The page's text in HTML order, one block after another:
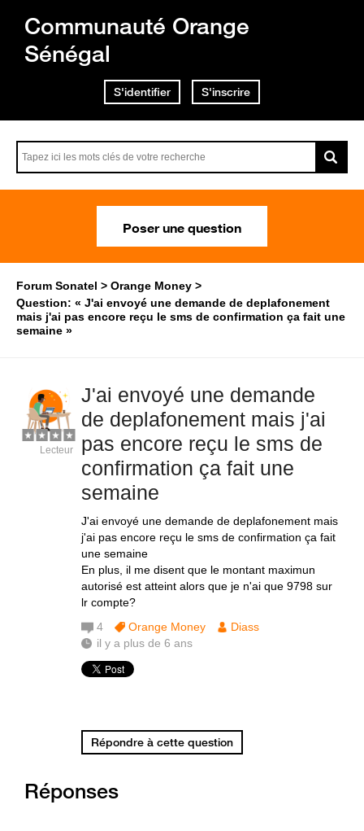
Communauté Orange
Sénégal
S'identifier S'inscrire
Poser une question
Forum Sonatel
Orange Money
Question: « J'ai envoyé une demande de deplafonement
mais j'ai pas encore reçu le sms de confirmation ça fait une
semaine »
J'ai envoyé une demande
de deplafonement mais j'ai
pas encore reçu le sms de
confirmation ça fait une
semaine
J'ai envoyé une demande de deplafonement mais
j'ai pas encore reçu le sms de confirmation ça fait
une semaine
En plus, il me disent que le montant maximun
autorisé est atteint alors que je n'ai que 9798 sur
lr compte?
Lecteur
4 Orange Money
Diass
il y a plus de 6 ans
Répondre à cette question
Réponses